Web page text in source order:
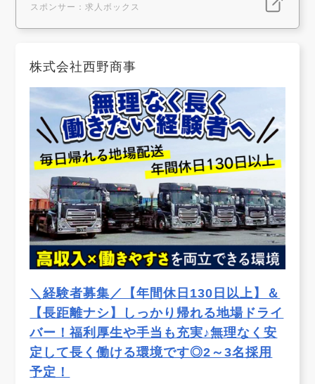
スポンサー：求人ボックス
株式会社西野商事
＼経験者募集／【年間休日130日以上】＆
【長距離ナシ】しっかり帰れる地場ドライ
バー！福利厚生や手当も充実♪無理なく安
定して長く働ける環境です◎2～3名採用
予定！